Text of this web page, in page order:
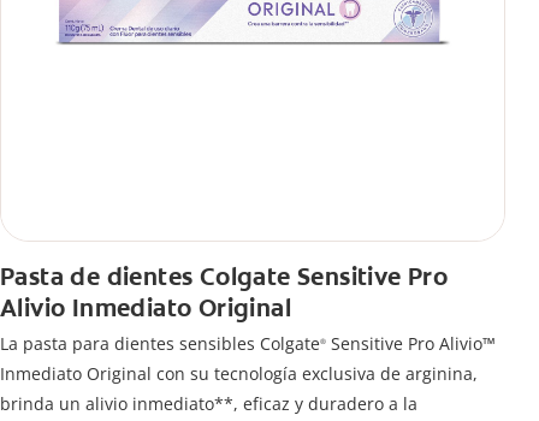
Pasta de dientes Colgate Sensitive Pro
Alivio Inmediato Original
La pasta para dientes sensibles Colgate® Sensitive Pro Alivio™
Inmediato Original con su tecnología exclusiva de arginina,
brinda un alivio inmediato**, eficaz y duradero a la